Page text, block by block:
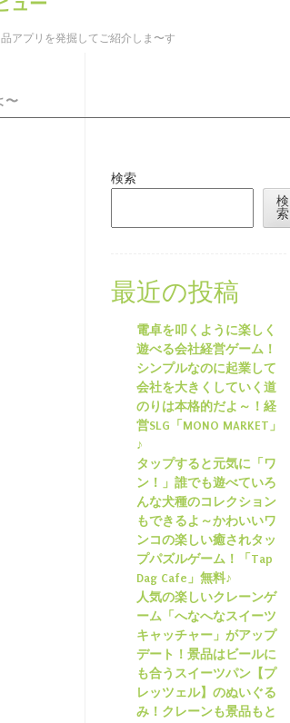
ュー
アプリを発掘してご紹介しま〜す
〜
検索
検
索
最近の投稿
電卓を叩くように楽しく
遊べる会社経営ゲーム！
シンプルなのに起業して
会社を大きくしていく道
のりは本格的だよ～！経
営SLG「MONO MARKET」
♪
タップすると元気に「ワ
ン！」誰でも遊べていろ
んな犬種のコレクション
もできるよ～かわいいワ
ンコの楽しい癒されタッ
プパズルゲーム！「Tap
Dag Cafe」無料♪
人気の楽しいクレーンゲ
ーム「へなへなスイーツ
キャッチャー」がアップ
デート！景品はビールに
も合うスイーツパン【プ
レッツェル】のぬいぐる
み！クレーンも景品もと